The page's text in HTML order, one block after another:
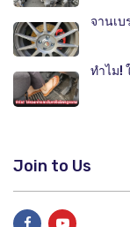
จานเบ
ทำไม!
Join to Us